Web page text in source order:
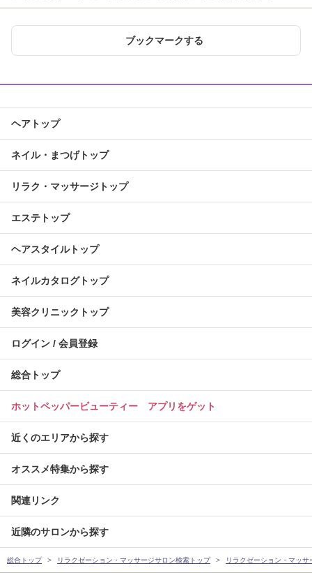
ブックマークする
ヘアトップ
ネイル・まつげトップ
リラク・マッサージトップ
エステトップ
ヘアスタイルトップ
ネイルカタログトップ
美容クリニックトップ
ログイン / 会員登録
総合トップ
ホットペッパービューティー アプリをゲット
近くのエリアから探す
オススメ特集から探す
関連リンク
近隣のサロンから探す
総合トップ リラクゼーション・マッサージサロン検索トップ リラクゼーション・マッ